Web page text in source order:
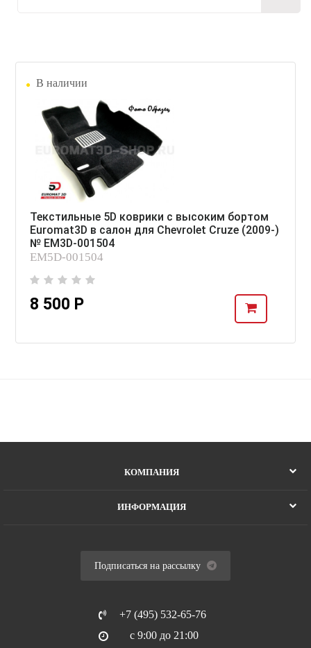
В наличии
Текстильные 5D коврики с высоким бортом
Euromat3D в салон для Chevrolet Cruze (2009-)
№ EM3D-001504
EM5D-001504
8 500 Р
КОМПАНИЯ
ИНФОРМАЦИЯ
Подписаться на рассылку
+7 (495) 532-65-76
с 9:00 до 21:00